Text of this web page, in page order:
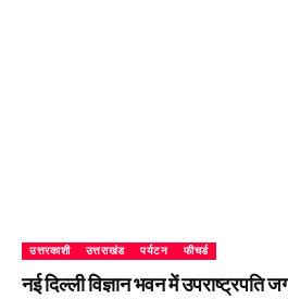
उत्तरकाशी उत्तराखंड पर्यटन फीचर्ड
नई दिल्ली विज्ञान भवन में